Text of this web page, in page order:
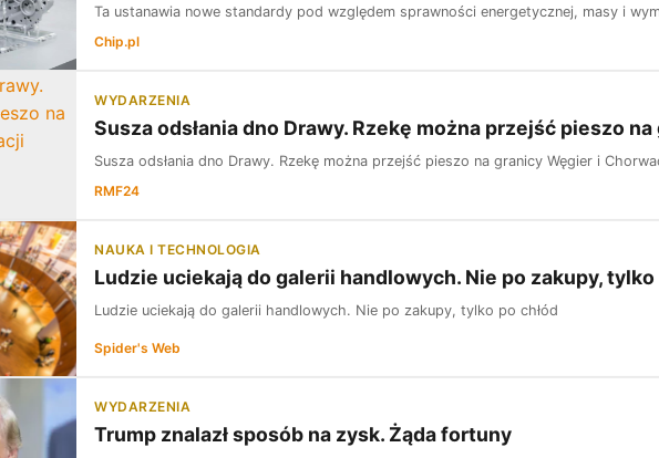
Ta ustanawia nowe standardy pod względem sprawności energetycznej, masy i
Chip.pl
WYDARZENIA
Susza odsłania dno Drawy. Rzekę można przejść pieszo
Susza odsłania dno Drawy. Rzekę można przejść pieszo na granicy Węgier i
RMF24
NAUKA I TECHNOLOGIA
Ludzie uciekają do galerii handlowych. Nie po zakupy, tylko
Ludzie uciekają do galerii handlowych. Nie po zakupy, tylko po chłód
Spider's Web
WYDARZENIA
Trump znalazł sposób na zysk. Żąda fortuny